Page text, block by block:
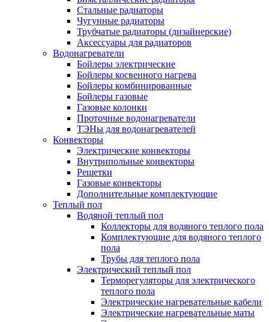
Стальные радиаторы
Чугунные радиаторы
Трубчатые радиаторы (дизайнерские)
Аксессуары для радиаторов
Водонагреватели
Бойлеры электрические
Бойлеры косвенного нагрева
Бойлеры комбинированные
Бойлеры газовые
Газовые колонки
Проточные водонагреватели
ТЭНы для водонагревателей
Конвекторы
Электрические конвекторы
Внутрипольные конвекторы
Решетки
Газовые конвекторы
Дополнительные комплектующие
Теплый пол
Водяной теплый пол
Коллекторы для водяного теплого пола
Комплектующие для водяного теплого
пола
Трубы для теплого пола
Электрический теплый пол
Терморегуляторы для электрического
теплого пола
Электрические нагревательные кабели
Электрические нагревательные маты